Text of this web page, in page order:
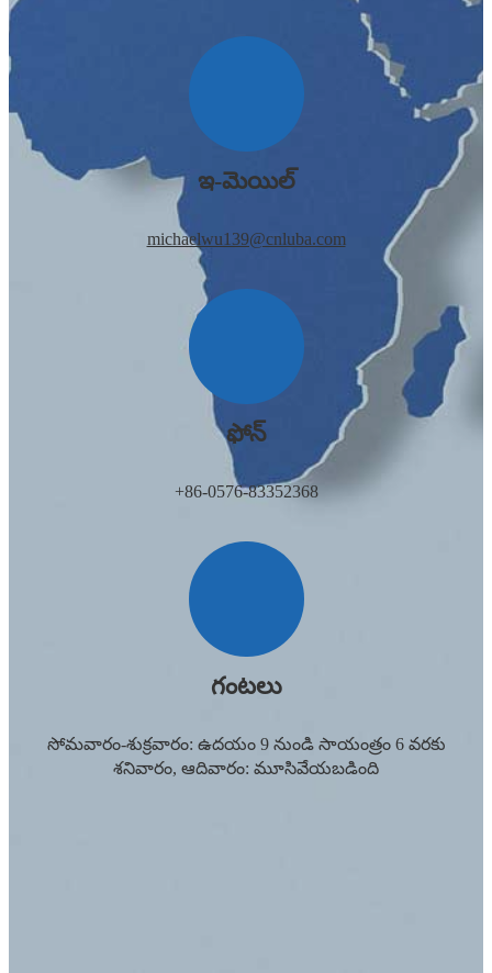
ఇ-మెయిల్
michaelwu139@cnluba.com
ఫోన్
+86-0576-83352368
గంటలు
సోమవారం-శుక్రవారం: ఉదయం 9 నుండి సాయంత్రం 6 వరకు
శనివారం, ఆదివారం: మూసివేయబడింది